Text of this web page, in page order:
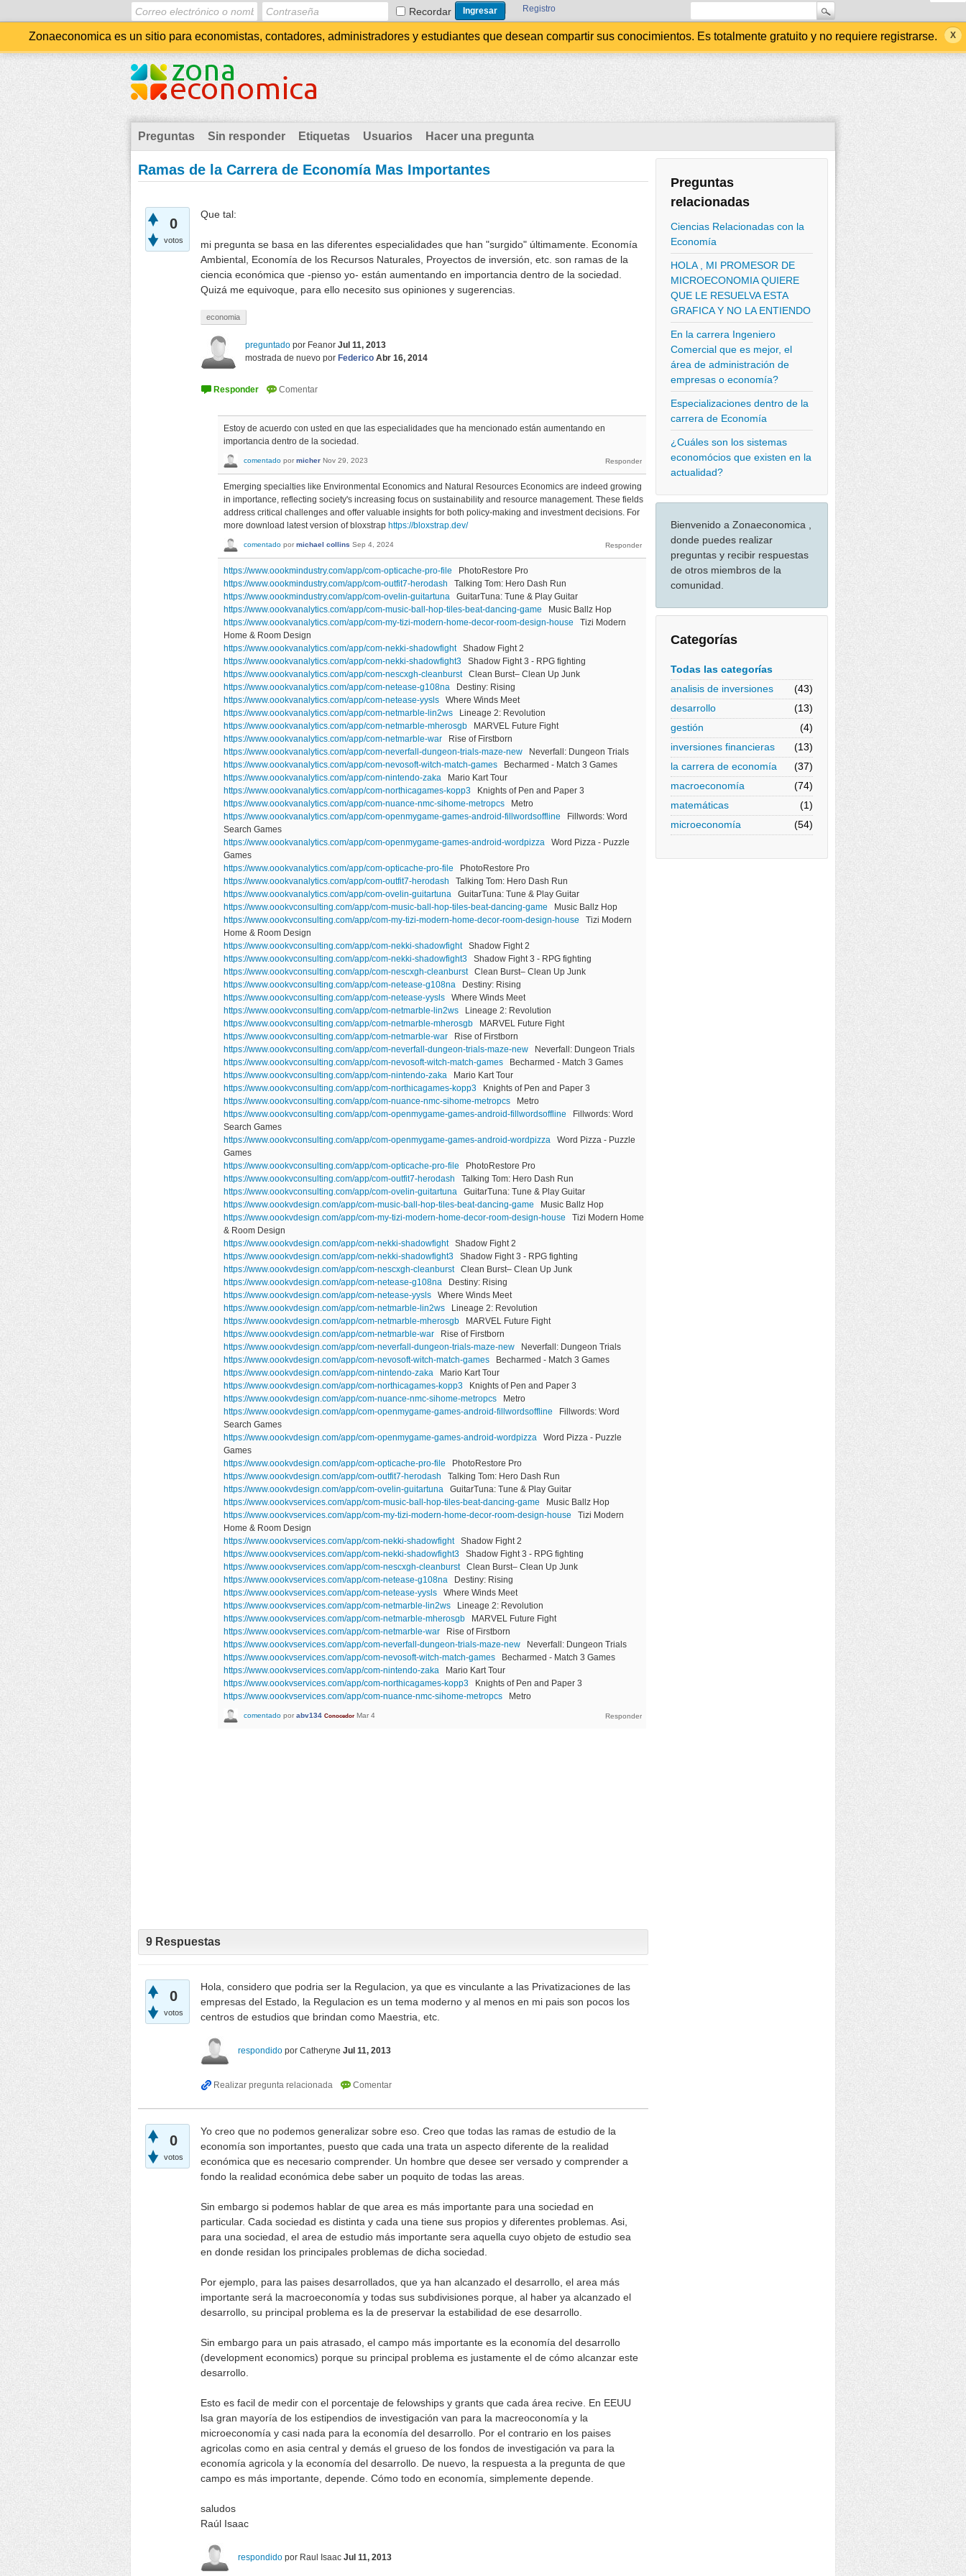
Recordar Registro
Zonaeconomica es un sitio para economistas, contadores, administradores y estudiantes que desean compartir sus conocimientos. Es totalmente gratuito y no requiere registrarse.
Preguntas Sin responder Etiquetas Usuarios Hacer una pregunta
Preguntas
relacionadas
Ciencias Relacionadas con la
Economía
HOLA , MI PROMESOR DE
MICROECONOMIA QUIERE
QUE LE RESUELVA ESTA
GRAFICA Y NO LA ENTIENDO
En la carrera Ingeniero
Comercial que es mejor, el
área de administración de
empresas o economía?
Especializaciones dentro de la
carrera de Economía
¿Cuáles son los sistemas
economócios que existen en la
actualidad?
Bienvenido a Zonaeconomica ,
donde puedes realizar
preguntas y recibir respuestas
de otros miembros de la
comunidad.
Categorías
Todas las categorías
analisis de inversiones
(43)
desarrollo
(13)
gestión
(4)
inversiones financieras
(13)
la carrera de economía
(37)
macroeconomía
(74)
matemáticas
(1)
microeconomía
(54)
Ramas de la Carrera de Economía Mas Importantes
0
votos
Que tal:
mi pregunta se basa en las diferentes especialidades que han "surgido" últimamente. Economía
Ambiental, Economía de los Recursos Naturales, Proyectos de inversión, etc. son ramas de la
ciencia económica que -pienso yo- están aumentando en importancia dentro de la sociedad.
Quizá me equivoque, para ello necesito sus opiniones y sugerencias.
economia
preguntado por Feanor Jul 11, 2013
mostrada de nuevo por Federico Abr 16, 2014
Estoy de acuerdo con usted en que las especialidades que ha mencionado están aumentando en
importancia dentro de la sociedad.
comentado por micher Nov 29, 2023
Emerging specialties like Environmental Economics and Natural Resources Economics are indeed growing
in importance, reflecting society's increasing focus on sustainability and resource management. These fields
address critical challenges and offer valuable insights for both policy-making and investment decisions. For
more download latest version of bloxstrap https://bloxstrap.dev/
comentado por michael collins Sep 4, 2024
https://www.oookmindustry.com/app/com-opticache-pro-file PhotoRestore Pro
https://www.oookmindustry.com/app/com-outfit7-herodash Talking Tom: Hero Dash Run
https://www.oookmindustry.com/app/com-ovelin-guitartuna GuitarTuna: Tune & Play Guitar
https://www.oookvanalytics.com/app/com-music-ball-hop-tiles-beat-dancing-game Music Ballz Hop
https://www.oookvanalytics.com/app/com-my-tizi-modern-home-decor-room-design-house Tizi Modern
Home & Room Design
https://www.oookvanalytics.com/app/com-nekki-shadowfightShadow Fight 2
https://www.oookvanalytics.com/app/com-nekki-shadowfight3 Shadow Fight 3 - RPG fighting
https://www.oookvanalytics.com/app/com-nescxgh-cleanburstClean Burst– Clean Up Junk
https://www.oookvanalytics.com/app/com-netease-g108na Destiny: Rising
https://www.oookvanalytics.com/app/com-netease-yysls Where Winds Meet
https://www.oookvanalytics.com/app/com-netmarble-lin2ws Lineage 2: Revolution
https://www.oookvanalytics.com/app/com-netmarble-mherosgb MARVEL Future Fight
https://www.oookvanalytics.com/app/com-netmarble-war Rise of Firstborn
https://www.oookvanalytics.com/app/com-neverfall-dungeon-trials-maze-new Neverfall: Dungeon Trials
https://www.oookvanalytics.com/app/com-nevosoft-witch-match-games Becharmed - Match 3 Games
https://www.oookvanalytics.com/app/com-nintendo-zaka Mario Kart Tour
https://www.oookvanalytics.com/app/com-northicagames-kopp3 Knights of Pen and Paper 3
https://www.oookvanalytics.com/app/com-nuance-nmc-sihome-metropcs Metro
https://www.oookvanalytics.com/app/com-openmygame-games-android-fillwordsoffline Fillwords: Word
Search Games
https://www.oookvanalytics.com/app/com-openmygame-games-android-wordpizza Word Pizza - Puzzle
Games
https://www.oookvanalytics.com/app/com-opticache-pro-file PhotoRestore Pro
https://www.oookvanalytics.com/app/com-outfit7-herodash Talking Tom: Hero Dash Run
https://www.oookvanalytics.com/app/com-ovelin-guitartuna GuitarTuna: Tune & Play Guitar
https://www.oookvconsulting.com/app/com-music-ball-hop-tiles-beat-dancing-game Music Ballz Hop
https://www.oookvconsulting.com/app/com-my-tizi-modern-home-decor-room-design-house Tizi Modern
Home & Room Design
https://www.oookvconsulting.com/app/com-nekki-shadowfightShadow Fight 2
https://www.oookvconsulting.com/app/com-nekki-shadowfight3 Shadow Fight 3 - RPG fighting
https://www.oookvconsulting.com/app/com-nescxgh-cleanburstClean Burst– Clean Up Junk
https://www.oookvconsulting.com/app/com-netease-g108na Destiny: Rising
https://www.oookvconsulting.com/app/com-netease-yysls Where Winds Meet
https://www.oookvconsulting.com/app/com-netmarble-lin2ws Lineage 2: Revolution
https://www.oookvconsulting.com/app/com-netmarble-mherosgb MARVEL Future Fight
https://www.oookvconsulting.com/app/com-netmarble-war Rise of Firstborn
https://www.oookvconsulting.com/app/com-neverfall-dungeon-trials-maze-new Neverfall: Dungeon Trials
https://www.oookvconsulting.com/app/com-nevosoft-witch-match-games Becharmed - Match 3 Games
https://www.oookvconsulting.com/app/com-nintendo-zaka Mario Kart Tour
https://www.oookvconsulting.com/app/com-northicagames-kopp3 Knights of Pen and Paper 3
https://www.oookvconsulting.com/app/com-nuance-nmc-sihome-metropcs Metro
https://www.oookvconsulting.com/app/com-openmygame-games-android-fillwordsoffline Fillwords: Word
Search Games
https://www.oookvconsulting.com/app/com-openmygame-games-android-wordpizza Word Pizza - Puzzle
Games
https://www.oookvconsulting.com/app/com-opticache-pro-file PhotoRestore Pro
https://www.oookvconsulting.com/app/com-outfit7-herodash Talking Tom: Hero Dash Run
https://www.oookvconsulting.com/app/com-ovelin-guitartuna GuitarTuna: Tune & Play Guitar
https://www.oookvdesign.com/app/com-music-ball-hop-tiles-beat-dancing-game Music Ballz Hop
https://www.oookvdesign.com/app/com-my-tizi-modern-home-decor-room-design-house Tizi Modern Home
& Room Design
https://www.oookvdesign.com/app/com-nekki-shadowfightShadow Fight 2
https://www.oookvdesign.com/app/com-nekki-shadowfight3 Shadow Fight 3 - RPG fighting
https://www.oookvdesign.com/app/com-nescxgh-cleanburstClean Burst– Clean Up Junk
https://www.oookvdesign.com/app/com-netease-g108na Destiny: Rising
https://www.oookvdesign.com/app/com-netease-yysls Where Winds Meet
https://www.oookvdesign.com/app/com-netmarble-lin2ws Lineage 2: Revolution
https://www.oookvdesign.com/app/com-netmarble-mherosgb MARVEL Future Fight
https://www.oookvdesign.com/app/com-netmarble-war Rise of Firstborn
https://www.oookvdesign.com/app/com-neverfall-dungeon-trials-maze-new Neverfall: Dungeon Trials
https://www.oookvdesign.com/app/com-nevosoft-witch-match-games Becharmed - Match 3 Games
https://www.oookvdesign.com/app/com-nintendo-zaka Mario Kart Tour
https://www.oookvdesign.com/app/com-northicagames-kopp3 Knights of Pen and Paper 3
https://www.oookvdesign.com/app/com-nuance-nmc-sihome-metropcs Metro
https://www.oookvdesign.com/app/com-openmygame-games-android-fillwordsoffline Fillwords: Word
Search Games
https://www.oookvdesign.com/app/com-openmygame-games-android-wordpizza Word Pizza - Puzzle
Games
https://www.oookvdesign.com/app/com-opticache-pro-file PhotoRestore Pro
https://www.oookvdesign.com/app/com-outfit7-herodash Talking Tom: Hero Dash Run
https://www.oookvdesign.com/app/com-ovelin-guitartuna GuitarTuna: Tune & Play Guitar
https://www.oookvservices.com/app/com-music-ball-hop-tiles-beat-dancing-game Music Ballz Hop
https://www.oookvservices.com/app/com-my-tizi-modern-home-decor-room-design-house Tizi Modern
Home & Room Design
https://www.oookvservices.com/app/com-nekki-shadowfightShadow Fight 2
https://www.oookvservices.com/app/com-nekki-shadowfight3 Shadow Fight 3 - RPG fighting
https://www.oookvservices.com/app/com-nescxgh-cleanburstClean Burst– Clean Up Junk
https://www.oookvservices.com/app/com-netease-g108na Destiny: Rising
https://www.oookvservices.com/app/com-netease-yysls Where Winds Meet
https://www.oookvservices.com/app/com-netmarble-lin2ws Lineage 2: Revolution
https://www.oookvservices.com/app/com-netmarble-mherosgb MARVEL Future Fight
https://www.oookvservices.com/app/com-netmarble-war Rise of Firstborn
https://www.oookvservices.com/app/com-neverfall-dungeon-trials-maze-new Neverfall: Dungeon Trials
https://www.oookvservices.com/app/com-nevosoft-witch-match-games Becharmed - Match 3 Games
https://www.oookvservices.com/app/com-nintendo-zaka Mario Kart Tour
https://www.oookvservices.com/app/com-northicagames-kopp3 Knights of Pen and Paper 3
https://www.oookvservices.com/app/com-nuance-nmc-sihome-metropcs Metro
comentado por abv134 Conocedor Mar 4
9 Respuestas
0
votos
Hola, considero que podria ser la Regulacion, ya que es vinculante a las Privatizaciones de las
empresas del Estado, la Regulacion es un tema moderno y al menos en mi pais son pocos los
centros de estudios que brindan como Maestria, etc.
respondido por Catheryne Jul 11, 2013
0
votos
Yo creo que no podemos generalizar sobre eso. Creo que todas las ramas de estudio de la
economía son importantes, puesto que cada una trata un aspecto diferente de la realidad
económica que es necesario comprender. Un hombre que desee ser versado y comprender a
fondo la realidad económica debe saber un poquito de todas las areas.
Sin embargo si podemos hablar de que area es más importante para una sociedad en
particular. Cada sociedad es distinta y cada una tiene sus propios y diferentes problemas. Asi,
para una sociedad, el area de estudio más importante sera aquella cuyo objeto de estudio sea
en donde residan los principales problemas de dicha sociedad.
Por ejemplo, para las paises desarrollados, que ya han alcanzado el desarrollo, el area más
importante será la macroeconomía y todas sus subdivisiones porque, al haber ya alcanzado el
desarrollo, su principal problema es la de preservar la estabilidad de ese desarrollo.
Sin embargo para un pais atrasado, el campo más importante es la economía del desarrollo
(development economics) porque su principal problema es justamente el de cómo alcanzar este
desarrollo.
Esto es facil de medir con el porcentaje de felowships y grants que cada área recive. En EEUU
lsa gran mayoría de los estipendios de investigación van para la macreoconomía y la
microeconomía y casi nada para la economía del desarrollo. Por el contrario en los paises
agricolas como en asia central y demás el grueso de los fondos de investigación va para la
economía agricola y la economía del desarrollo. De nuevo, la respuesta a la pregunta de que
campo es más importante, depende. Cómo todo en economía, simplemente depende.
saludos
Raúl Isaac
respondido por Raul Isaac Jul 11, 2013